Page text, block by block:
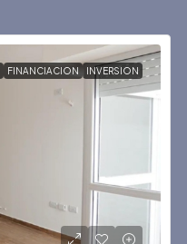
FINANCIACION INVERSION